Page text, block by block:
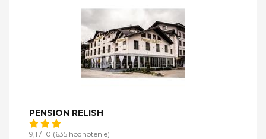
PENSION RELISH
9,1 / 10 (635 hodnotenie)